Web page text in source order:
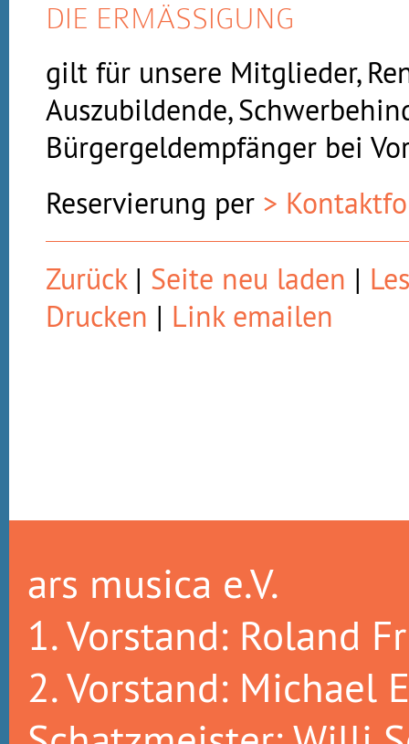
DIE ERMÄSSIGUNG
gilt für unsere Mitglieder,
Auszubildende,
Bürgergeldempfänger bei
Reservierung per >
Zurück| Seite neu laden |
Drucken | Link emailen
ars musica e.V.
1. Vorstand: Roland
2. Vorstand: Michael